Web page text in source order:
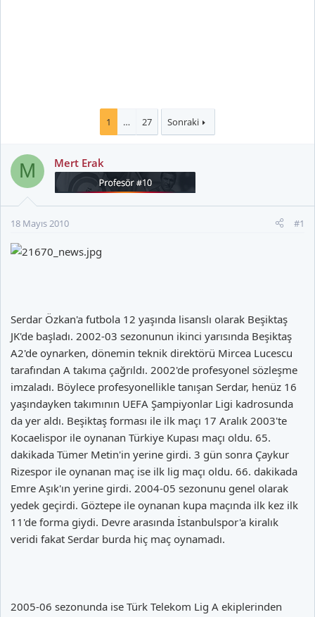
1 … 27 Sonraki
M Mert Erak
18 Mayıs 2010 #1
Serdar Özkan'a futbola 12 yaşında lisanslı olarak Beşiktaş
JK'de başladı. 2002-03 sezonunun ikinci yarısında Beşiktaş
A2'de oynarken, dönemin teknik direktörü Mircea Lucescu
tarafından A takıma çağrıldı. 2002'de profesyonel sözleşme
imzaladı. Böylece profesyonellikle tanışan Serdar, henüz 16
yaşındayken takımının UEFA Şampiyonlar Ligi kadrosunda
da yer aldı. Beşiktaş forması ile ilk maçı 17 Aralık 2003'te
Kocaelispor ile oynanan Türkiye Kupası maçı oldu. 65.
dakikada Tümer Metin'in yerine girdi. 3 gün sonra Çaykur
Rizespor ile oynanan maç ise ilk lig maçı oldu. 66. dakikada
Emre Aşık'ın yerine girdi. 2004-05 sezonunu genel olarak
yedek geçirdi. Göztepe ile oynanan kupa maçında ilk kez ilk
11'de forma giydi. Devre arasında İstanbulspor'a kiralık
veridi fakat Serdar burda hiç maç oynamadı.
2005-06 sezonunda ise Türk Telekom Lig A ekiplerinden